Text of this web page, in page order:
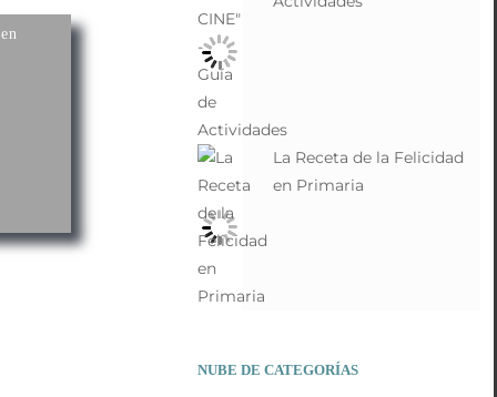
La Receta de la Felicidad
en Primaria
NUBE DE CATEGORÍAS